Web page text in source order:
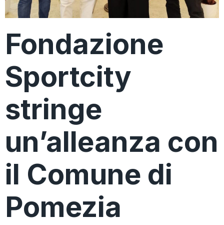
Fondazione
Sportcity
stringe
un’alleanza con
il Comune di
Pomezia